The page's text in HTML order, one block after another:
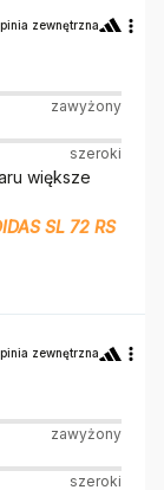
zewnętrzna
zawyżony
szeroki
większe
SL 72 RS
zewnętrzna
zawyżony
szeroki